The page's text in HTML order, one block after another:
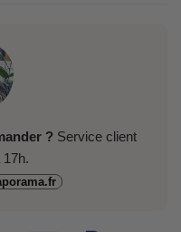
? Service client
17h.